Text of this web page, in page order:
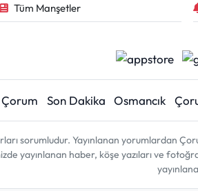
Tüm Manşetler
Çorum Son Dakika Osmancık
sorumludur. Yayınlanan yorumlardan
yayınlanan haber, köşe yazıları ve